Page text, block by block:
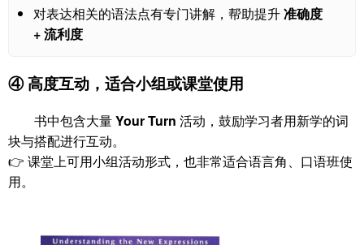
对表达相关的语法点有专门讲解，帮助提升准确度
+ 流利度
④ 高度互动，适合小组或课堂使用
书中包含大量Your Turn 活动，鼓励学习者用新学的词
块与搭配进行互动。
👉 课堂上可用小组活动形式，也非常适合语言角、口语班使
用。